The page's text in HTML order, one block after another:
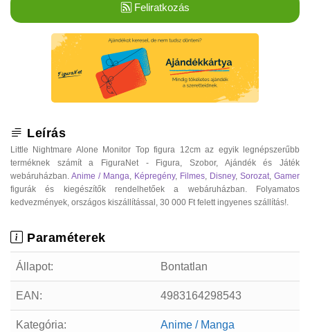
Feliratkozás
Leírás
Little Nightmare Alone Monitor Top figura 12cm az egyik legnépszerűbb
terméknek számít a FiguraNet - Figura, Szobor, Ajándék és Játék
webáruházban. Anime / Manga Képregény, Filmes Disney, Sorozat Gamer
figurák és kiegészítők rendelhetőek a webáruházban. Folyamatos
kedvezmények, országos kiszállítással, 30 000 Ft felett ingyenes szállítás!.
Paraméterek
Állapot: Bontatlan
EAN: 4983164298543
Kategória: Anime / Manga